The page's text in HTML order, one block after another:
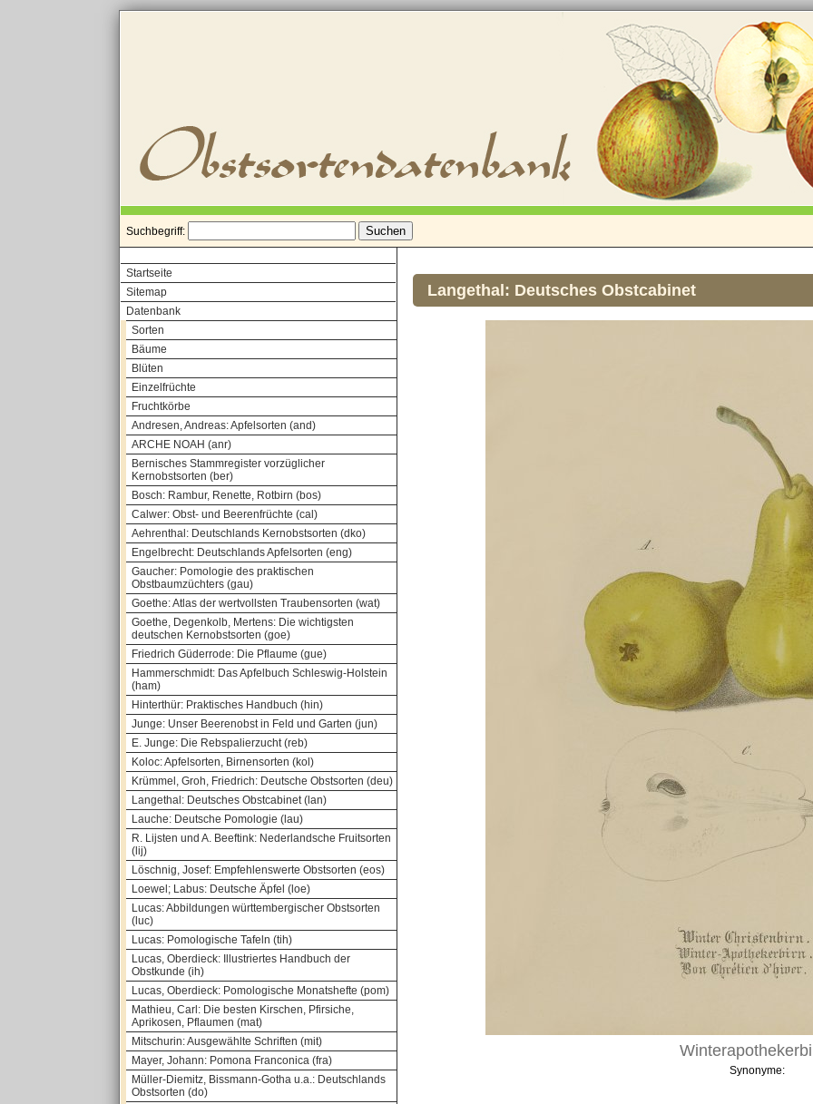
Suchbegriff:
Startseite
Sitemap
Datenbank
Sorten
Bäume
Blüten
Einzelfrüchte
Fruchtkörbe
Andresen, Andreas: Apfelsorten (and)
ARCHE NOAH (anr)
Bernisches Stammregister vorzüglicher
Kernobstsorten (ber)
Bosch: Rambur, Renette, Rotbirn (bos)
Calwer: Obst- und Beerenfrüchte (cal)
Aehrenthal: Deutschlands Kernobstsorten (dko)
Engelbrecht: Deutschlands Apfelsorten (eng)
Gaucher: Pomologie des praktischen
Obstbaumzüchters (gau)
Goethe: Atlas der wertvollsten Traubensorten (wat)
Goethe, Degenkolb, Mertens: Die wichtigsten
deutschen Kernobstsorten (goe)
Friedrich Güderrode: Die Pflaume (gue)
Hammerschmidt: Das Apfelbuch Schleswig-Holstein
(ham)
Hinterthür: Praktisches Handbuch (hin)
Junge: Unser Beerenobst in Feld und Garten (jun)
E. Junge: Die Rebspalierzucht (reb)
Koloc: Apfelsorten, Birnensorten (kol)
Krümmel, Groh, Friedrich: Deutsche Obstsorten (deu)
Langethal: Deutsches Obstcabinet (lan)
Lauche: Deutsche Pomologie (lau)
R. Lijsten und A. Beeftink: Nederlandsche Fruitsorten
(lij)
Löschnig, Josef: Empfehlenswerte Obstsorten (eos)
Loewel; Labus: Deutsche Äpfel (loe)
Lucas: Abbildungen württembergischer Obstsorten
(luc)
Lucas: Pomologische Tafeln (tih)
Lucas, Oberdieck: Illustriertes Handbuch der
Obstkunde (ih)
Lucas, Oberdieck: Pomologische Monatshefte (pom)
Mathieu, Carl: Die besten Kirschen, Pfirsiche,
Aprikosen, Pflaumen (mat)
Mitschurin: Ausgewählte Schriften (mit)
Mayer, Johann: Pomona Franconica (fra)
Müller-Diemitz, Bissmann-Gotha u.a.: Deutschlands
Obstsorten (do)
Langethal: Deutsches Obstcabinet
Synonyme: